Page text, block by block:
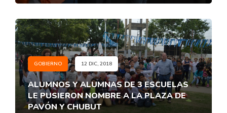
GOBIERNO 12 DIC, 2018
ALUMNOS Y ALUMNAS DE 3 ESCUELAS
LE PUSIERON NOMBRE A LA PLAZA DE
PAVÓN Y CHUBUT